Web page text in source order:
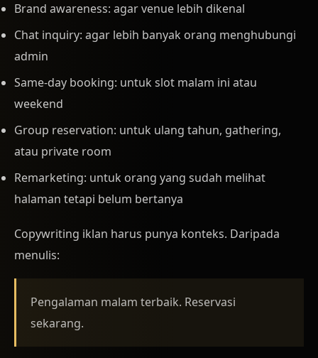
Brand awareness: agar venue lebih dikenal
Chat inquiry: agar lebih banyak orang menghubungi
admin
Same-day booking: untuk slot malam ini atau
weekend
Group reservation: untuk ulang tahun, gathering,
atau private room
Remarketing: untuk orang yang sudah melihat
halaman tetapi belum bertanya
Copywriting iklan harus punya konteks. Daripada
menulis:
Pengalaman malam terbaik. Reservasi
sekarang.